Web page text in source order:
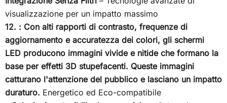
visualizzazione per un impatto massimo
12. : Con alti rapporti di contrasto, frequenze di
aggiornamento e accuratezza dei colori, gli schermi
LED producono immagini vivide e nitide che formano la
base per effetti 3D stupefacenti. Queste immagini
catturano l'attenzione del pubblico e lasciano un impatto
duraturo. Energetico ed Eco-compatibile